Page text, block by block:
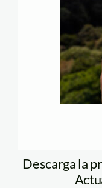
Descarga la